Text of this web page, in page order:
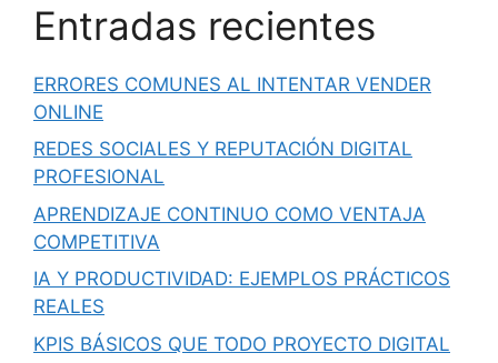
Entradas recientes
ERRORES COMUNES AL INTENTAR VENDER
ONLINE
REDES SOCIALES Y REPUTACIÓN DIGITAL
PROFESIONAL
APRENDIZAJE CONTINUO COMO VENTAJA
COMPETITIVA
IA Y PRODUCTIVIDAD: EJEMPLOS PRÁCTICOS
REALES
KPIS BÁSICOS QUE TODO PROYECTO DIGITAL